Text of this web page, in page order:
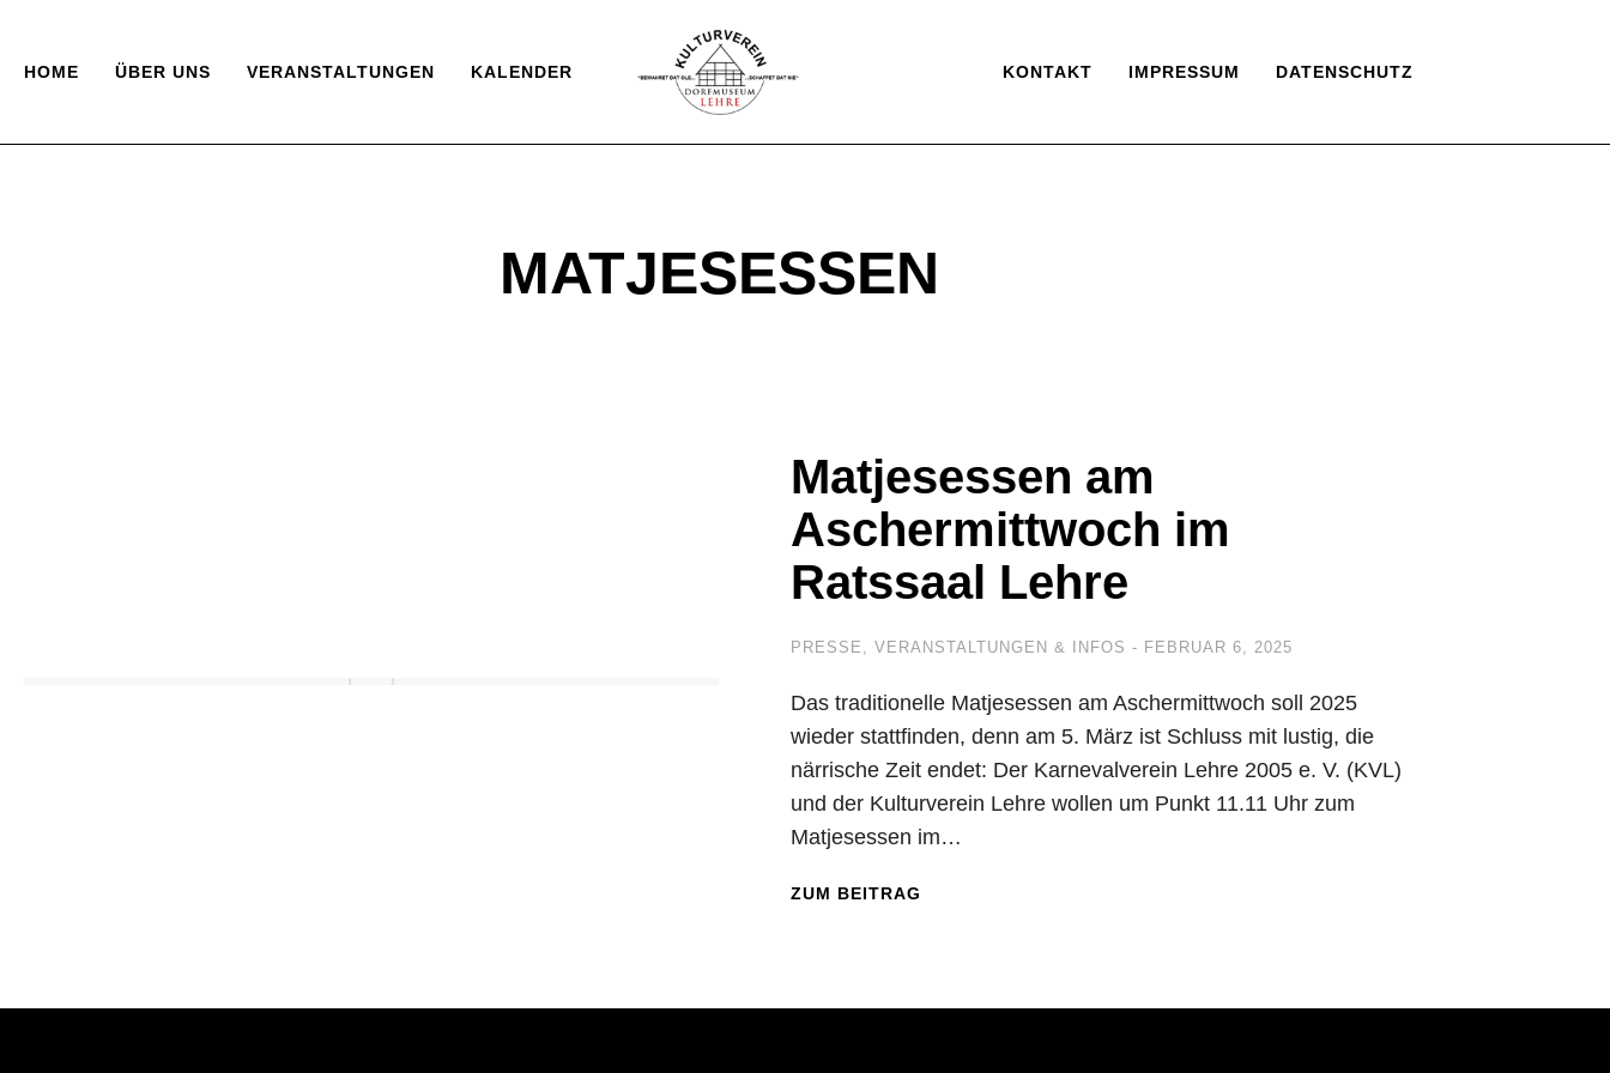
HOME ÜBER UNS VERANSTALTUNGEN KALENDER KONTAKT IMPRESSUM DATENSCHUTZ
MATJESESSEN
Matjesessen am
Aschermittwoch im
Ratssaal Lehre
PRESSE , VERANSTALTUNGEN & INFOS FEBRUAR 6, 2025
Das traditionelle Matjesessen am Aschermittwoch soll 2025
wieder stattfinden, denn am 5. März ist Schluss mit lustig, die
närrische Zeit endet: Der Karnevalverein Lehre 2005 e. V. (KVL)
und der Kulturverein Lehre wollen um Punkt 11.11 Uhr zum
Matjesessen im…
ZUM BEITRAG